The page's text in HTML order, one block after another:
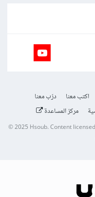
اكتب معنا
درّب معنا
مركز المساعدة
© 2025Hsoub.Content